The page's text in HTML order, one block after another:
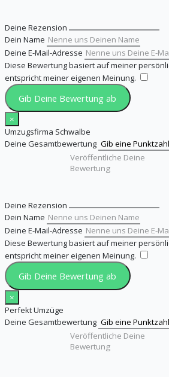
Deine Rezension
Dein Name
Deine E-Mail-Adresse
Diese Bewertung basiert auf meiner
entspricht meiner eigenen Meinung.
Gib Deine Bewertung ab
×
Umzugsfirma Schwalbe
Deine Gesamtbewertung
Deine Rezension
Dein Name
Deine E-Mail-Adresse
Diese Bewertung basiert auf meiner
entspricht meiner eigenen Meinung.
Gib Deine Bewertung ab
×
Perfekt Umzüge
Deine Gesamtbewertung